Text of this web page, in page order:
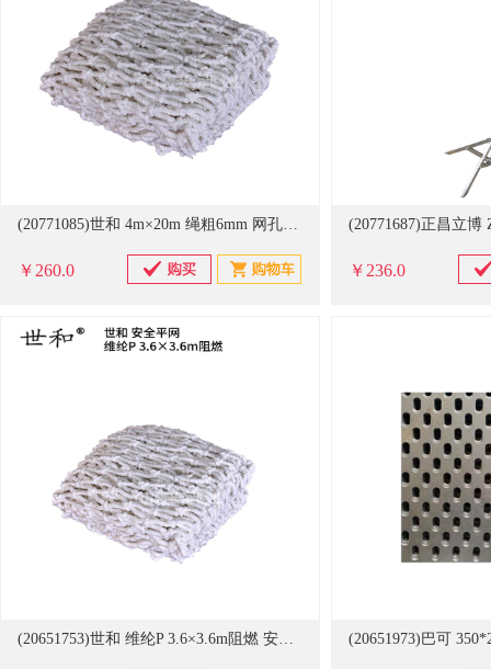
(20771085)世和 4m×20m 绳粗6mm 网孔10cm 安全防护网(单位：件)
￥260.0 ￥236.0
(20651753)世和 维纶P 3.6×3.6m阻燃 安全平网 白色(单位：件)